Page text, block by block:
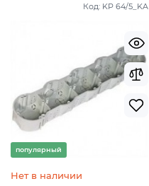
Код: KP 64/5_KA
популярный
Нет в наличии